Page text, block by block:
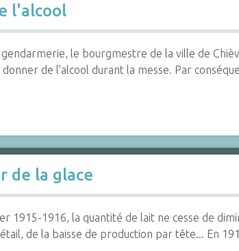
l'alcool
le bourgmestre de la ville de
de l'alcool durant la messe. Par
de la glace
1915-1916, la quantité de lait ne cesse de
de la baisse de production par tête... En